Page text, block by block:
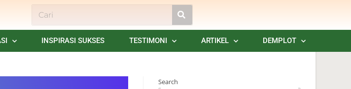
INSPIRASI SUKSES TESTIMONI ARTIKEL DEMPLOT
Search